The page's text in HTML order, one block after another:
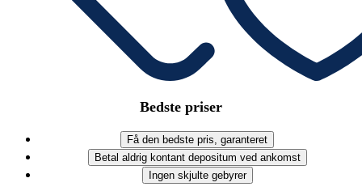
Bedste priser
Få den bedste pris, garanteret
Betal aldrig kontant depositum ved ankomst
Ingen skjulte gebyrer